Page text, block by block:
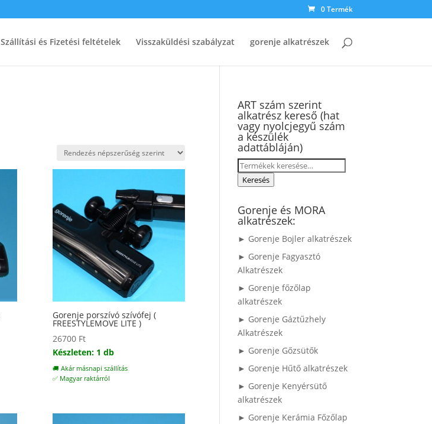
0 Termék
Szállítási és Fizetési feltételek Visszaküldési szabályzat gorenje alkatrészek
Gorenje porszívó szívófej (
FREESTYLEMOVE LITE )
26700 Ft
Készleten: 1 db
🚚 Akár másnapi szállítás
✅ Magyar raktárról
ART szám szerint
alkatrész kereső (hat
vagy nyolcjegyű szám
a készülék
adattábláján)
Keresés
a Keresés
Gorenje és MORA
alkatrészek:
► Gorenje Bojler alkatrészek
► Gorenje Fagyasztó
Alkatrészek
► Gorenje főzőlap
alkatrészek
► Gorenje Gáztűzhely
Alkatrészek
► Gorenje Gőzsütők
► Gorenje Hűtő alkatrészek
► Gorenje Kenyérsütő
alkatrészek
► Gorenje Kerámia Főzőlap